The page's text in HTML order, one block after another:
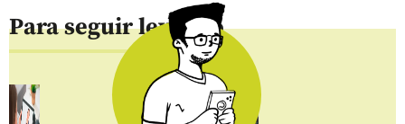
Para seguir leyendo